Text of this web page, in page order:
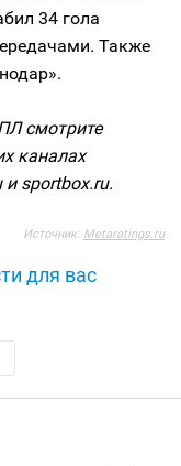
34 гола
Также
смотрите
каналах
и sportbox.ru.
Источник: Metaratings.ru
для вас